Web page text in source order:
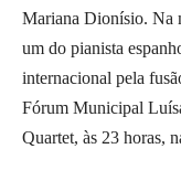
Mariana Dionísio. Na
um do pianista
internacional pela
Fórum Municipal
Quartet, às 23 horas,